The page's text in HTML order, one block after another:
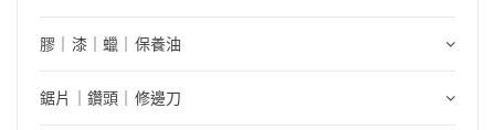
膠｜漆｜蠟｜保養油
鋸片｜鑽頭｜修邊刀